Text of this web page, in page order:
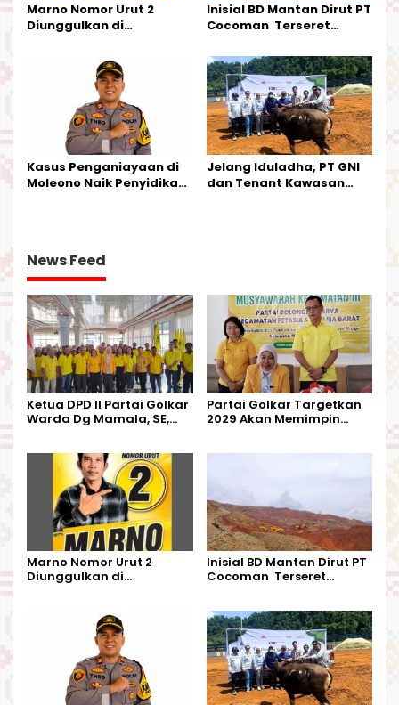
Marno Nomor Urut 2
Diunggulkan di
Kesederhanaannya Jadi
Harapan Warga
Inisial BD Mantan Dirut PT
Cocoman Terseret
Tata Kelola Tambang
Kalimantan Barat
Kasus Penganiayaan di
Moleono Naik Penyidikan,
Jelang Iduladha, PT GNI
dan Tenant Kawasan
News Feed
Ketua DPD II Partai Golkar
Warda Dg Mamala, SE,
Kecamatan Petbar
Partai Golkar Targetkan
2029 Akan Memimpin
Marno Nomor Urut 2
Diunggulkan di
Harapan Warga
Inisial BD Mantan Dirut PT
Cocoman Terseret
Kalimantan Barat